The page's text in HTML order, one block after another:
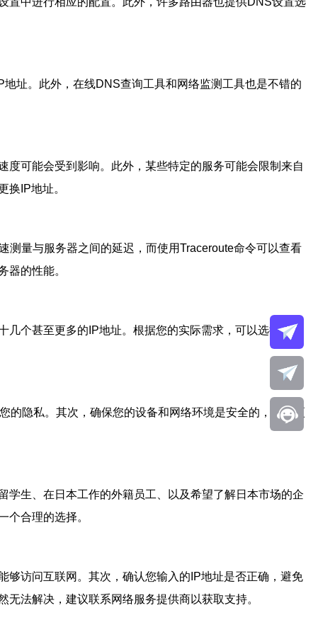
址。此外，在线DNS查询工具和网络监测工具也是不错的
可能会受到影响。此外，某些特定的服务可能会限制来自
换IP地址。
测量与服务器之间的延迟，而使用Traceroute命令可以查看
器的性能。
个甚至更多的IP地址。根据您的实际需求，可以选择响应
的隐私。其次，确保您的设备和网络环境是安全的，定期更
学生、在日本工作的外籍员工、以及希望了解日本市场的企
个合理的选择。
够访问互联网。其次，确认您输入的IP地址是否正确，避免
法解决，建议联系网络服务提供商以获取支持。